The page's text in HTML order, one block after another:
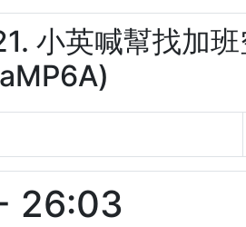
小英喊幫找加
26:03